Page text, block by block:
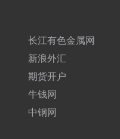
长江有色金属网
新浪外汇
期货开户
牛钱网
中钢网